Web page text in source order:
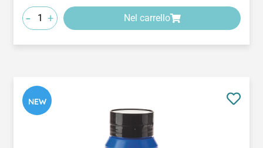
- + Nel carrello
NEW